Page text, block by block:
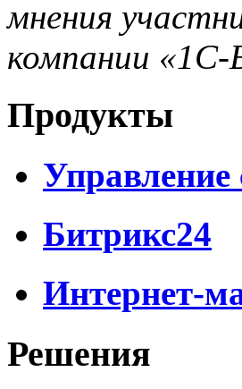
мнения
компании «1С-
Продукты
Управление
Битрикс24
Интернет-
Решения